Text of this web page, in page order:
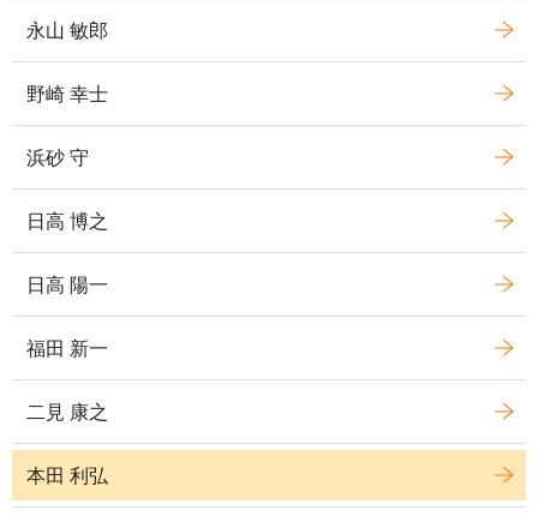
永山 敏郎
野崎 幸士
浜砂 守
日高 博之
日高 陽一
福田 新一
二見 康之
本田 利弘